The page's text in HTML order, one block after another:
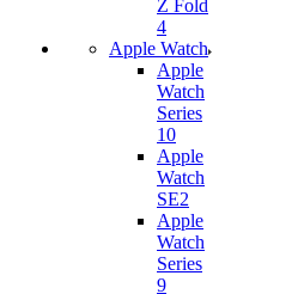
Z Fold
4
Apple Watch
Apple
Watch
Series
10
Apple
Watch
SE2
Apple
Watch
Series
9